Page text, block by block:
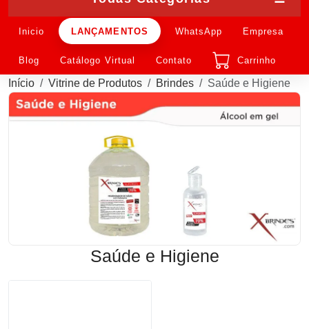
Inicio LANÇAMENTOS WhatsApp Empresa
Blog Catálogo Virtual Contato Carrinho
Início Vitrine de Produtos Brindes Saúde e Higiene
Saúde e Higiene